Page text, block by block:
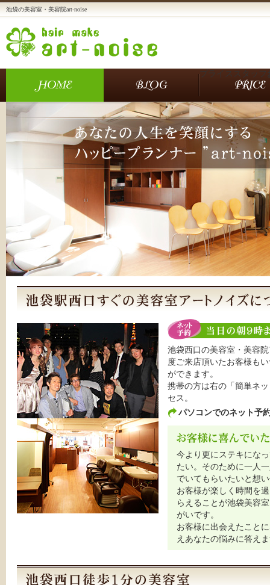
池袋の美容室・美容院art-noise
プライス スタッフ
池袋西口の美容室・美容
度ご来店頂いたお客様も
ができます。
携帯の方は右の「簡単ネ
セス。
パソコンでのネット予
今より更にステキにな
たい。そのために一人
でいてもらいたいと想
お客様が楽しく時間を
らえることが池袋美容
がいです。
お客様に出会えたこと
えあなたの悩みに答え